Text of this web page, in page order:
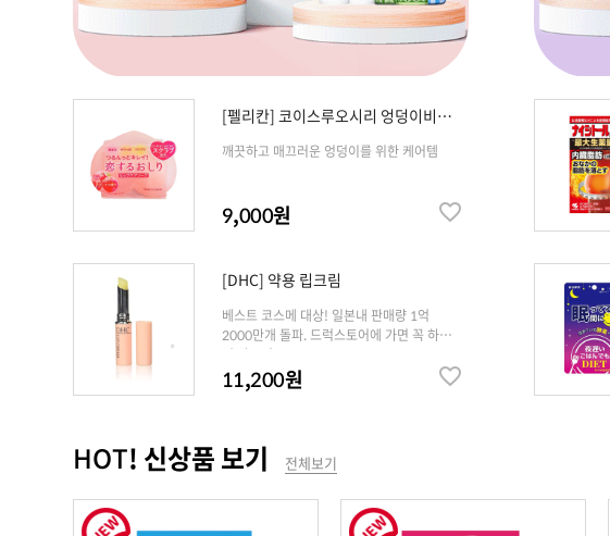
[펠리칸] 코이스루오시리 엉덩이비누
깨끗하고 매끄러운 엉덩이를 위한 케어템
9,000원
[DHC] 약용 립크림
베스트 코스메 대상! 일본내 판매량 1억
2000만개 돌파. 드럭스토어에 가면 꼭 하나
씩 사오던 ..
11,200원
HOT! 신상품 보기 전체보기